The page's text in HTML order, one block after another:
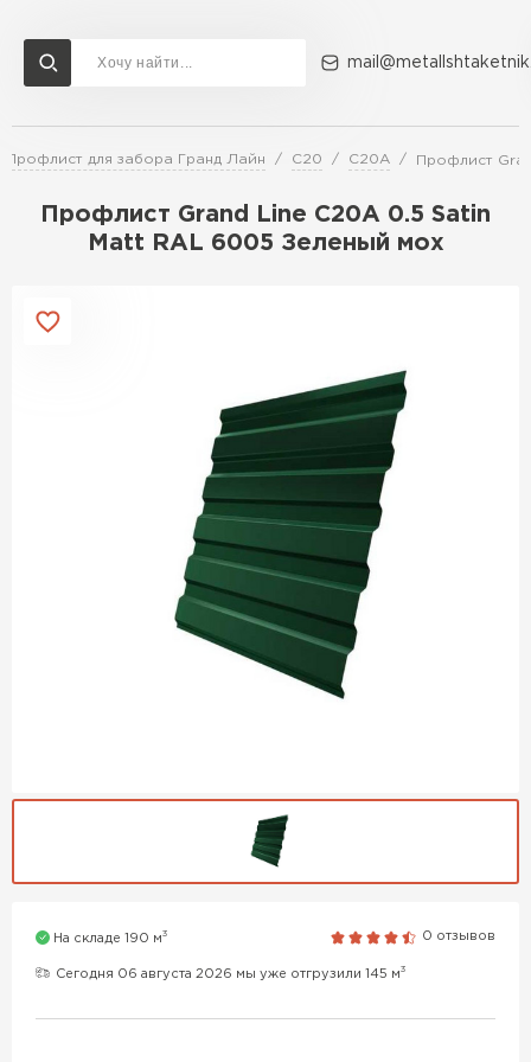
Профлист для забора Гранд Лайн C20 C20A Профлист
Профлист Grand Line C20A 0.5 Satin
Matt RAL 6005 Зеленый мох
На складе 190 м3 0 отзывов
Сегодня 06 августа 2026 мы уже отгрузили 145 м3
Доставка и оплата Акции О компании Контакты
Перейти в каталог